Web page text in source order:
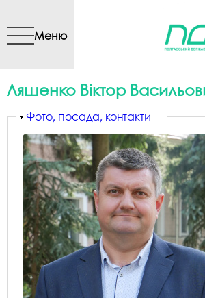
вмісту
Меню
Ляшенко Віктор
ПриховатиФото, посада, контакти